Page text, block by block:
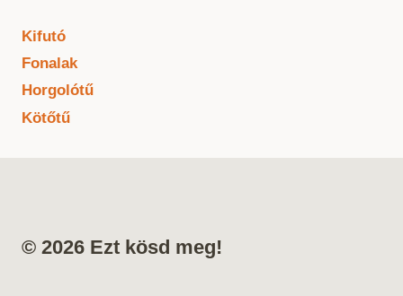
Kifutó
Fonalak
Horgolótű
Kötőtű
© 2026 Ezt kösd meg!